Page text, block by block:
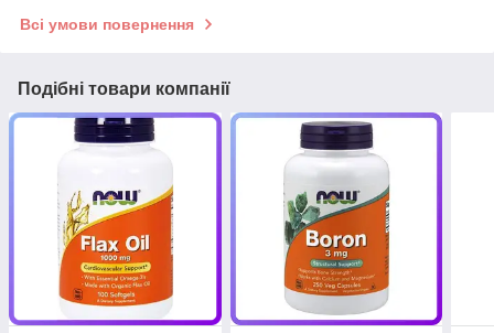
Всі умови повернення
Подібні товари компанії